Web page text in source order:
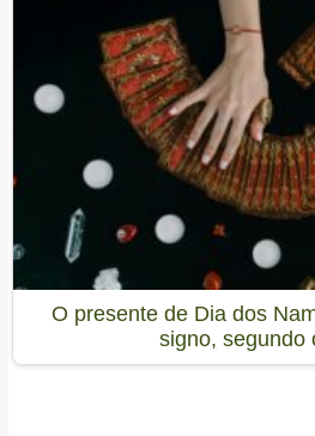
O presente de Dia dos
signo, segundo